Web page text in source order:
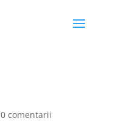
0 comentarii